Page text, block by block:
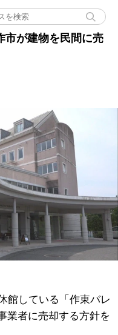
が建物を民間に売
館している「作東バレ
業者に売却する方針を